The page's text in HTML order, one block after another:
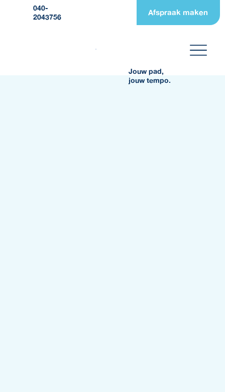
040-
2043756
Afspraak maken
Jouw pad,
jouw tempo.